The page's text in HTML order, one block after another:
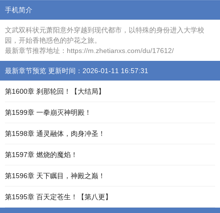
手机简介
文武双科状元萧阳意外穿越到现代都市，以特殊的身份进入大学校
园，开始香艳惑色的护花之旅。
最新章节推荐地址：https://m.zhetianxs.com/du/17612/
最新章节预览 更新时间：2026-01-11 16:57:31
第1600章 刹那轮回！【大结局】
第1599章 一拳崩灭神明殿！
第1598章 通灵融体，肉身冲圣！
第1597章 燃烧的魔焰！
第1596章 天下瞩目，神殿之巅！
第1595章 百天定苍生！【第八更】